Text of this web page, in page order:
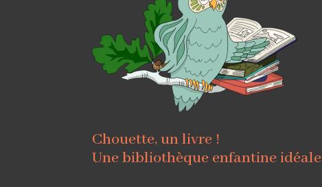
Chouette, un livre !
Une bibliothèque enfantine idéale